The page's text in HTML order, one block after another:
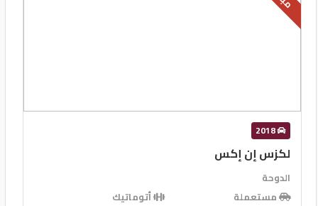
2018
لكزس إن إكس
الدوحة
مستعملة
أتوماتيك